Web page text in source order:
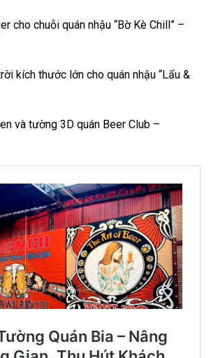
cho chuỗi quán nhậu “Bờ Kè Chill” –
kích thước lớn cho quán nhậu “Lẩu &
và tường 3D quán Beer Club –